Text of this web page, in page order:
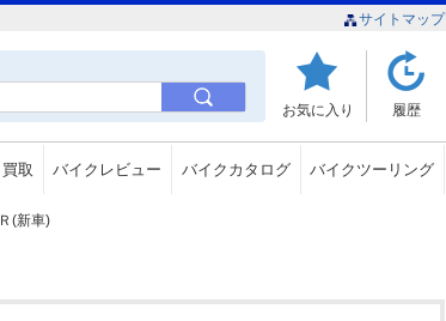
サイトマップ
お気に入り 履歴
取 バイクレビュー バイクカタログ バイクツーリング
(新車)